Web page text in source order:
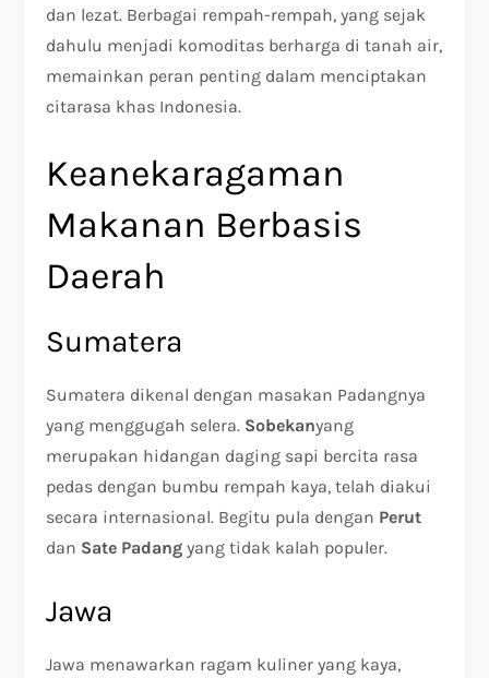
dan lezat. Berbagai rempah-rempah, yang sejak
dahulu menjadi komoditas berharga di tanah air,
memainkan peran penting dalam menciptakan
citarasa khas Indonesia.
Keanekaragaman
Makanan Berbasis
Daerah
Sumatera
Sumatera dikenal dengan masakan Padangnya
yang menggugah selera. Sobekanyang
merupakan hidangan daging sapi bercita rasa
pedas dengan bumbu rempah kaya, telah diakui
secara internasional. Begitu pula dengan Perut
dan Sate Padang yang tidak kalah populer.
Jawa
Jawa menawarkan ragam kuliner yang kaya,